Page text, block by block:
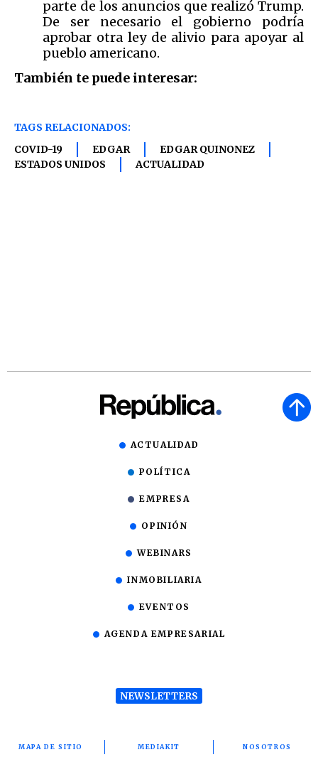
parte de los anuncios que realizó Trump.
De ser necesario el gobierno podría
aprobar otra ley de alivio para apoyar al
pueblo americano.
También te puede interesar:
TAGS RELACIONADOS:
COVID-19
EDGAR
EDGAR QUINONEZ
ESTADOS UNIDOS
ACTUALIDAD
ACTUALIDAD
POLÍTICA
EMPRESA
OPINIÓN
WEBINARS
INMOBILIARIA
EVENTOS
AGENDA EMPRESARIAL
NEWSLETTERS
MAPA DE SITIO MEDIAKIT NOSOTROS